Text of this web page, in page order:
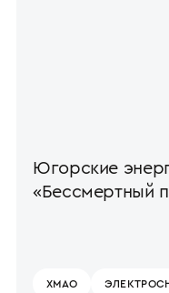
Югорские
«Бессмертный
ХМАО